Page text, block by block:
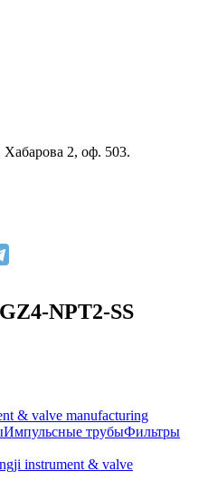
2, оф. 503.
NPT2-SS
& valve manufacturing
Импульсные трубыФильтры
instrument & valve